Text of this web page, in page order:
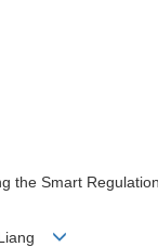
the Smart
Liang